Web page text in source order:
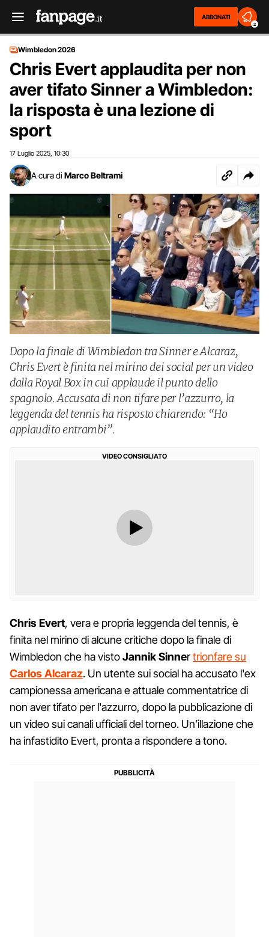
ABBONATI
2
Wimbledon 2026
Chris Evert applaudita per non
aver tifato Sinner a Wimbledon:
la risposta è una lezione di
sport
17 Luglio 2025 10:30
A cura di Marco Beltrami
Dopo la finale di Wimbledon tra Sinner e Alcaraz,
Chris Evert è finita nel mirino dei social per un video
dalla Royal Box in cui applaude il punto dello
spagnolo. Accusata di non tifare per l’azzurro, la
leggenda del tennis ha risposto chiarendo: “Ho
applaudito entrambi”.
VIDEO CONSIGLIATO
Chris Evert, vera e propria leggenda del tennis, è
finita nel mirino di alcune critiche dopo la finale di
Wimbledon che ha vistoJannik Sinnertrionfare su
Carlos Alcaraz. Un utente sui social ha accusato l'ex
campionessa americana e attuale commentatrice di
non aver tifato per l'azzurro, dopo la pubblicazione di
un video sui canali ufficiali del torneo. Un’illazione che
ha infastidito Evert, pronta a rispondere a tono.